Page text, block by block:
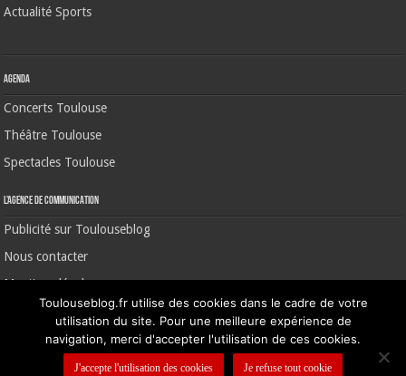
Actualité Sports
Agenda
Concerts Toulouse
Théâtre Toulouse
Spectacles Toulouse
L’agence de communication
Publicité sur Toulouseblog
Nous contacter
Mentions légales
©2006-2026 Toulouse Blog | CNIL N° 1391640
Toulouseblog.fr utilise des cookies dans le cadre de votre
utilisation du site. Pour une meilleure expérience de
navigation, merci d'accepter l'utilisation de ces cookies.
J'accepte l'utilisation des cookies Je refuse tout cookie